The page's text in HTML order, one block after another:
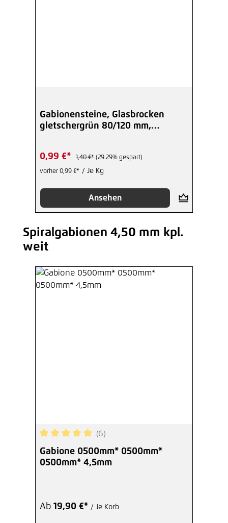
Gabionensteine, Glasbrocken
gletschergrün 80/120 mm,
0,99 €* 1,40 €* (29.29% gespart)
vorher 0,99 €* / Je Kg
Ansehen
Produktgalerie überspringen
Spiralgabionen 4,50 mm kpl.
weit
Durchschnittliche Bewertung von 5 von 5
(6)
Gabione 0500mm* 0500mm*
0500mm* 4,5mm
Ab 19,90 €* / Je Korb